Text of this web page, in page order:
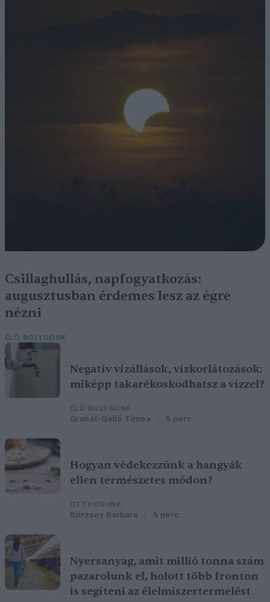
Csillaghullás, napfogyatkozás:
augusztusban érdemes lesz az égre
nézni
ÉLŐ BOLYGÓNK
Negatív vízállások, vízkorlátozások:
miképp takarékoskodhatsz a vízzel?
ÉLŐ BOLYGÓNK
Granát-Galló Tímea 5 perc
Hogyan védekezzünk a hangyák
ellen természetes módon?
OTTHONUNK
Börzsey Barbara 5 perc
Nyersanyag, amit millió tonna szám
pazarolunk el, holott több fronton
is segíteni az élelmiszertermelést